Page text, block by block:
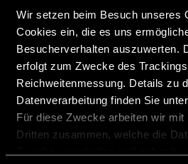
Wir setzen beim Besuch unseres
Cookies ein, die es uns
Besucherverhalten auszuwerten.
erfolgt zum Zwecke des
Reichweitenmessung. Details zu
Datenverarbeitung finden Sie
Für diese Zwecke arbeiten wir
Dritten zusammen, welche die
Danke für Ihre Anfrage!